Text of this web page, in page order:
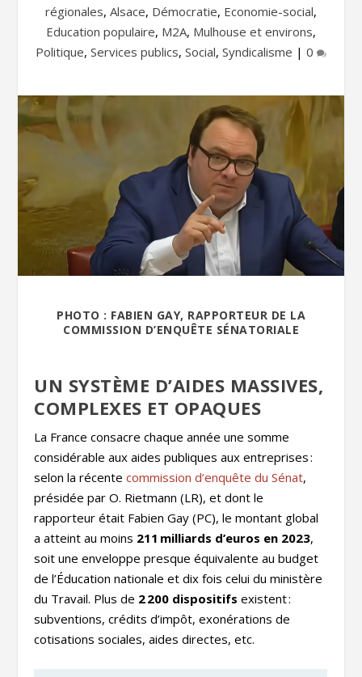
régionales, Alsace, Démocratie, Economie-social,
Education populaire, M2A, Mulhouse et environs,
Politique, Services publics, Social, Syndicalisme | 0
PHOTO : FABIEN GAY, RAPPORTEUR DE LA
COMMISSION D’ENQUÊTE SÉNATORIALE
UN SYSTÈME D’AIDES MASSIVES,
COMPLEXES ET OPAQUES
La France consacre chaque année une somme
considérable aux aides publiques aux entreprises :
selon la récentecommission d’enquête du Sénat,
présidée par O. Rietmann (LR), et dont le
rapporteur était Fabien Gay (PC), le montant global
a atteint au moins 211 milliards d’euros en 2023,
soit une enveloppe presque équivalente au budget
de l’Éducation nationale et dix fois celui du ministère
du Travail. Plus de 2 200 dispositifs existent :
subventions, crédits d’impôt, exonérations de
cotisations sociales, aides directes, etc.